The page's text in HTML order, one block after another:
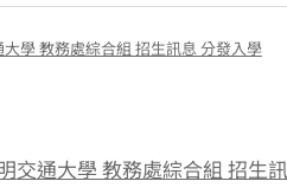
學 教務處綜合組 招生訊息 分發入學
交通大學 教務處綜合組 招生